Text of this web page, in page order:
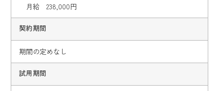
月給 238,000円
契約期間
期間の定めなし
試用期間